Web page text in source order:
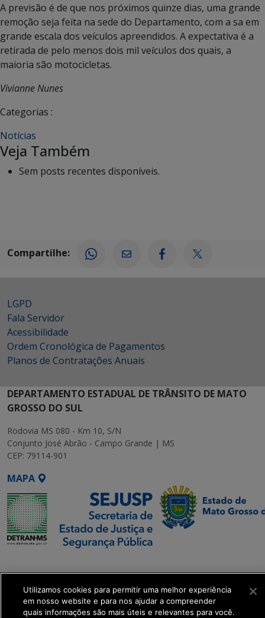
A previsão é de que nos próximos quinze dias, uma grande
remoção seja feita na sede do Departamento, com a sa em
grande escala dos veículos apreendidos. A expectativa é a
retirada de pelo menos dois mil veículos dos quais, a
maioria são motocicletas.
Vivianne Nunes
Categorias :
Notícias
Veja Também
Sem posts recentes disponíveis.
Compartilhe:
LGPD
Fala Servidor
Acessibilidade
Ordem Cronológica de Pagamentos
Planos de Contratações Anuais
DEPARTAMENTO ESTADUAL DE TRÂNSITO DE MATO
GROSSO DO SUL
Rodovia MS 080 - Km 10, S/N
Conjunto José Abrão - Campo Grande | MS
CEP: 79114-901
MAPA
Executiva de
Transformação Digital
Utilizamos cookies para permitir uma melhor experiência
em nosso website e para nos ajudar a compreender
quais informações são mais úteis e relevantes para você.